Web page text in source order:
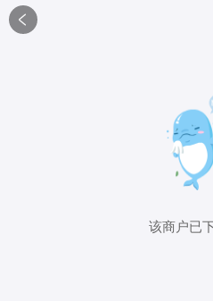

该商户已